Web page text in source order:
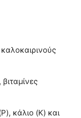
κάλιο (K) και